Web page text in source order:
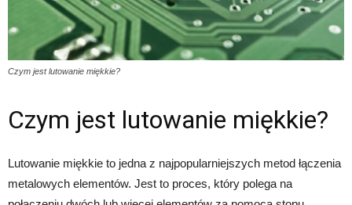
Czym jest lutowanie miękkie?
Czym jest lutowanie miękkie?
Lutowanie miękkie to jedna z najpopularniejszych metod łączenia
metalowych elementów. Jest to proces, który polega na